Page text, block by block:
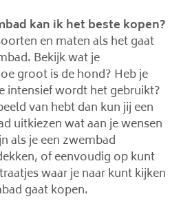
kan ik het beste kopen?
en maten als het gaat
Bekijk wat je
groot is de hond? Heb je
intensief wordt het gebruikt?
van hebt dan kun jij een
uitkiezen wat aan je wensen
als je een zwembad
of eenvoudig op kunt
waar je naar kunt kijken
gaat kopen.